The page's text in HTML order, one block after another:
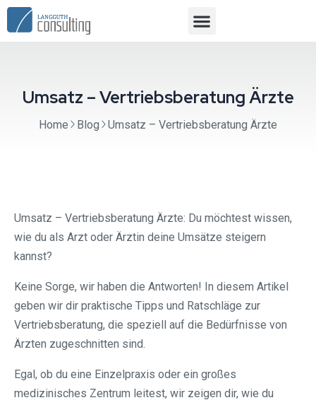
Umsatz – Vertriebsberatung Ärzte
Home Blog Umsatz – Vertriebsberatung Ärzte
Umsatz – Vertriebsberatung Ärzte: Du möchtest wissen,
wie du als Arzt oder Ärztin deine Umsätze steigern
kannst?
Keine Sorge, wir haben die Antworten! In diesem Artikel
geben wir dir praktische Tipps und Ratschläge zur
Vertriebsberatung, die speziell auf die Bedürfnisse von
Ärzten zugeschnitten sind.
Egal, ob du eine Einzelpraxis oder ein großes
medizinisches Zentrum leitest, wir zeigen dir, wie du